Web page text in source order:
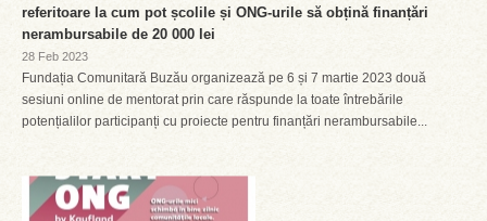
referitoare la cum pot școlile și ONG-urile să obțină finanțări
nerambursabile de 20 000 lei
28 Feb 2023
Fundația Comunitară Buzău organizează pe 6 și 7 martie 2023 două
sesiuni online de mentorat prin care răspunde la toate întrebările
potențialilor participanți cu proiecte pentru finanțări nerambursabile...